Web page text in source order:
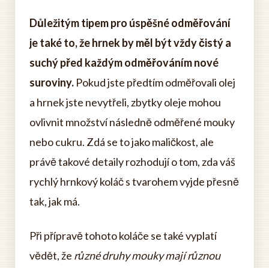
Důležitým tipem pro úspěšné odměřování
je také to, že hrnek by měl být vždy čistý a
suchý před každým odměřováním nové
suroviny. Pokud jste předtím odměřovali olej
a hrnek jste nevytřeli, zbytky oleje mohou
ovlivnit množství následně odměřené mouky
nebo cukru. Zdá se to jako maličkost, ale
právě takové detaily rozhodují o tom, zda váš
rychlý hrnkový koláč s tvarohem vyjde přesně
tak, jak má.
Při přípravě tohoto koláče se také vyplatí
vědět, že různé druhy mouky mají různou